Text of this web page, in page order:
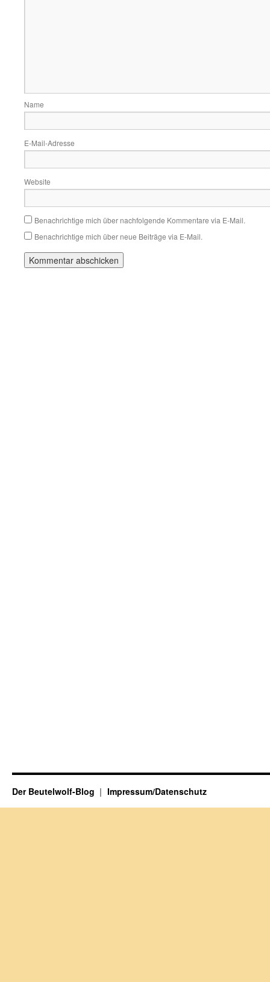
Name
E-Mail-Adresse
Website
Benachrichtige mich über nachfolgende Kommentare via E-Mail.
Benachrichtige mich über neue Beiträge via E-Mail.
Der Beutelwolf-Blog Impressum/Datenschutz